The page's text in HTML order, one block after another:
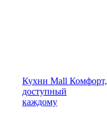
Кухни Mall Комфорт,
доступный
каждому